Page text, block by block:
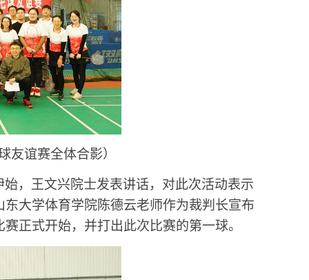
友谊赛全体合影）
，王文兴院士发表讲话，对此次活动表示
大学体育学院陈德云老师作为裁判长宣布
正式开始，并打出此次比赛的第一球。